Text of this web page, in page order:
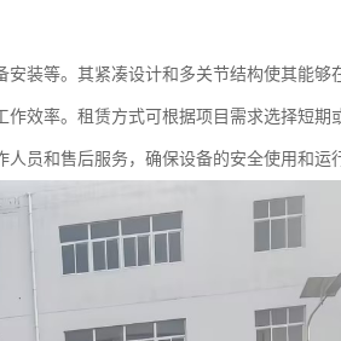
装等。其紧凑设计和多关节结构使其能够
效率。租赁方式可根据项目需求选择短期
员和售后服务，确保设备的安全使用和运